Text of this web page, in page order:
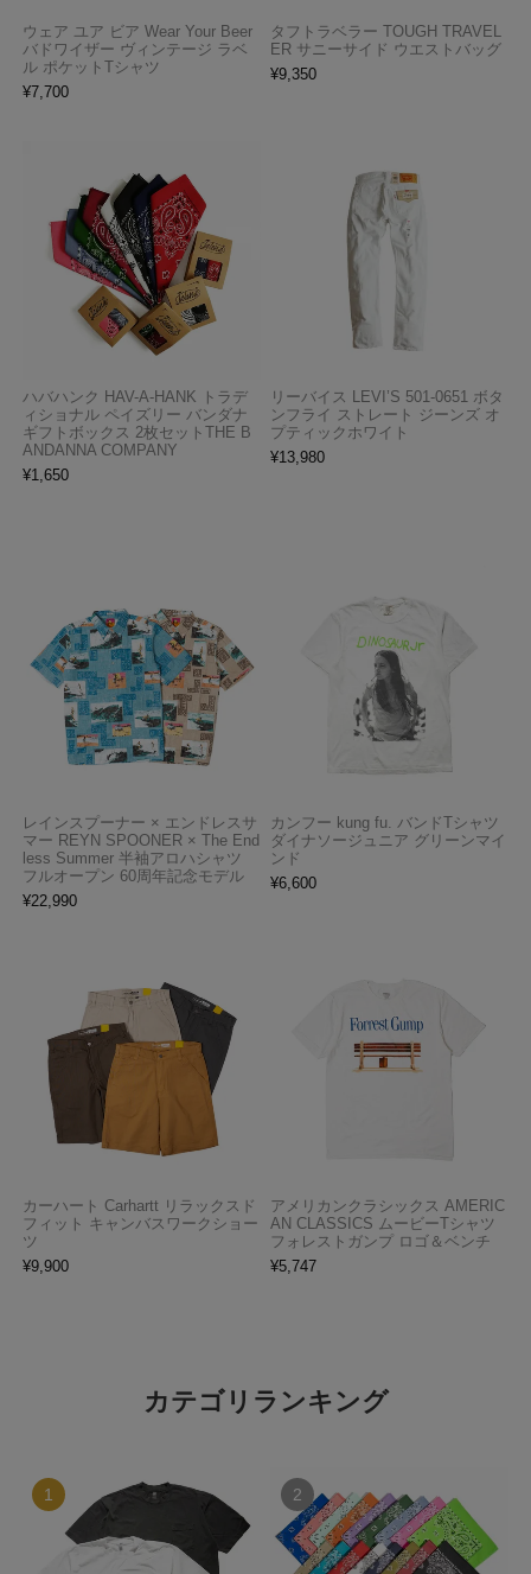
ウェア ユア ビア Wear Your Beer
バドワイザー ヴィンテージ ラベ
ル ポケットTシャツ
¥7,700
タフトラベラー TOUGH TRAVEL
ER サニーサイド ウエストバッグ
¥9,350
ハバハンク HAV-A-HANK トラデ
ィショナル ペイズリー バンダナ
ギフトボックス 2枚セットTHE B
ANDANNA COMPANY
¥1,650
リーバイス LEVI’S 501-0651 ボタ
ンフライ ストレート ジーンズ オ
プティックホワイト
¥13,980
レインスプーナー × エンドレスサ
マー REYN SPOONER × The End
less Summer 半袖アロハシャツ
フルオープン 60周年記念モデル
¥22,990
カンフー kung fu. バンドTシャツ
ダイナソージュニア グリーンマイ
ンド
¥6,600
カーハート Carhartt リラックスド
フィット キャンバスワークショー
ツ
¥9,900
アメリカンクラシックス AMERIC
AN CLASSICS ムービーTシャツ
フォレストガンプ ロゴ＆ベンチ
¥5,747
カテゴリランキング